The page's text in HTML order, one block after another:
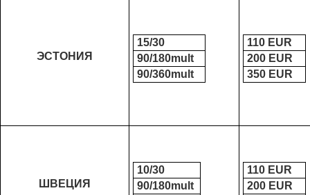
ЭСТОНИЯ
15/30
90/180mult
90/360mult
110 ЕUR
200 ЕUR
350 ЕUR
ШВЕЦИЯ
10/30
90/180mult
110 ЕUR
200 ЕUR